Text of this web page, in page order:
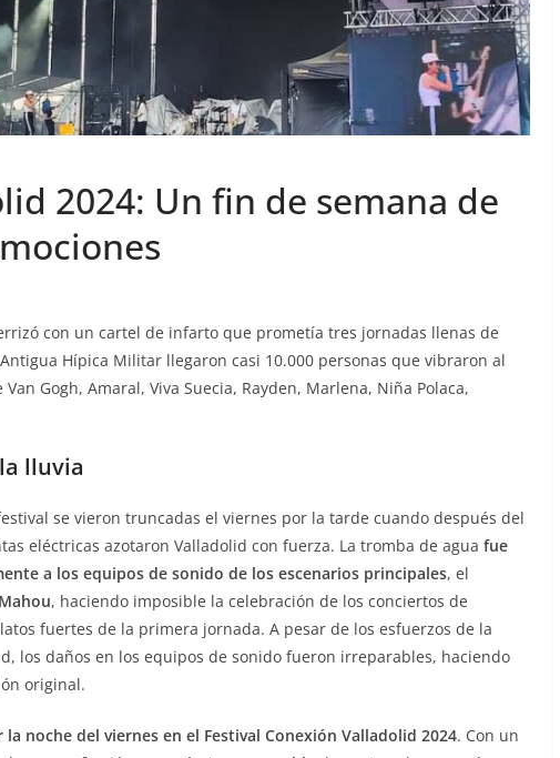
2024: Un fin de semana de
con un cartel de infarto que prometía tres jornadas llenas de
Hípica Militar llegaron casi 10.000 personas que vibraron al
Gogh, Amaral, Viva Suecia, Rayden, Marlena, Niña Polaca,
lluvia
se vieron truncadas el viernes por la tarde cuando después del
eléctricas azotaron Valladolid con fuerza. La tromba de agua fue
a los equipos de sonido de los escenarios principales, el
, haciendo imposible la celebración de los conciertos de
fuertes de la primera jornada. A pesar de los esfuerzos de la
los daños en los equipos de sonido fueron irreparables, haciendo
original.
la noche del viernes en el Festival Conexión Valladolid 2024. Con un